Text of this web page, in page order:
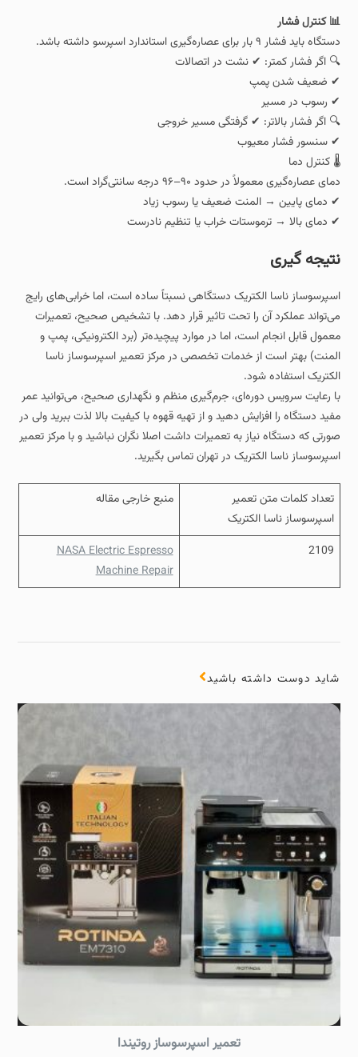
📊 کنترل فشار
دستگاه باید فشار ۹ بار برای عصاره‌گیری استاندارد اسپرسو داشته باشد.
🔍 اگر فشار کمتر: ✔ نشت در اتصالات
✔ ضعیف شدن پمپ
✔ رسوب در مسیر
🔍 اگر فشار بالاتر: ✔ گرفتگی مسیر خروجی
✔ سنسور فشار معیوب
🌡 کنترل دما
دمای عصاره‌گیری معمولاً در حدود ۹۰–۹۶ درجه سانتی‌گراد است.
✔ دمای پایین → المنت ضعیف یا رسوب زیاد
✔ دمای بالا → ترموستات خراب یا تنظیم نادرست
نتیجه‌ گیری
اسپرسوساز ناسا الکتریک دستگاهی نسبتاً ساده است، اما خرابی‌های رایج
می‌تواند عملکرد آن را تحت تاثیر قرار دهد. با تشخیص صحیح، تعمیرات
معمول قابل انجام است، اما در موارد پیچیده‌تر (برد الکترونیکی، پمپ و
المنت) بهتر است از خدمات تخصصی در مرکز تعمیر اسپرسوساز ناسا
الکتریک استفاده شود.
با رعایت سرویس دوره‌ای، جرم‌گیری منظم و نگهداری صحیح، می‌توانید عمر
مفید دستگاه را افزایش دهید و از تهیه قهوه با کیفیت بالا لذت ببرید ولی در
صورتی که دستگاه نیاز به تعمیرات داشت اصلا نگران نباشید و با مرکز تعمیر
اسپرسوساز ناسا الکتریک در تهران تماس بگیرید.
تعداد کلمات متن تعمیر
اسپرسوساز ناسا الکتریک
منبع خارجی مقاله
2109
NASA Electric Espresso
Machine Repair
شاید دوست داشته باشید
تعمیر اسپرسوساز روتیندا